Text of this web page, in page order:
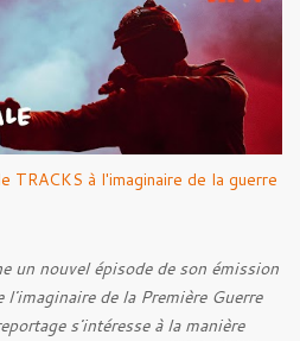
TRACKS à l'imaginaire de la guerre
un nouvel épisode de son émission
l'imaginaire de la Première Guerre
s'intéresse à la manière